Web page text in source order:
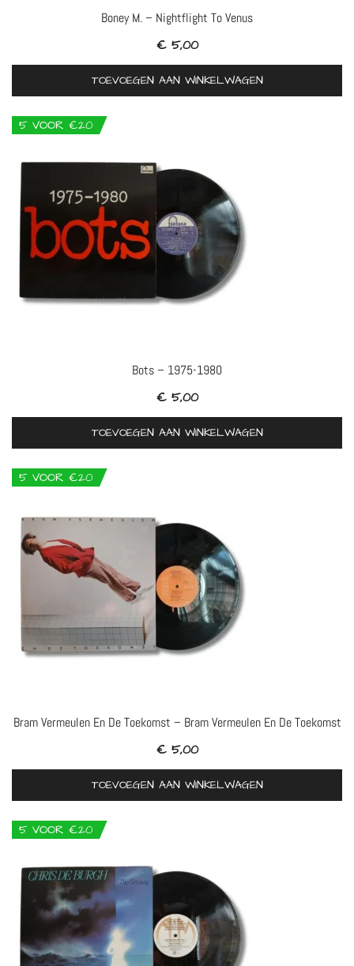
Boney M. – Nightflight To Venus
€5,00
TOEVOEGEN AAN WINKELWAGEN
5 VOOR €20
Bots – 1975-1980
€5,00
TOEVOEGEN AAN WINKELWAGEN
5 VOOR €20
Bram Vermeulen En De Toekomst – Bram Vermeulen En De Toekomst
€5,00
TOEVOEGEN AAN WINKELWAGEN
5 VOOR €20